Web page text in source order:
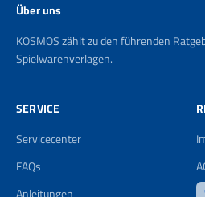
Über uns
KOSMOS zählt zu den führenden
Spielwarenverlagen.
SERVICE
Servicecenter
FAQs
Anleitungen